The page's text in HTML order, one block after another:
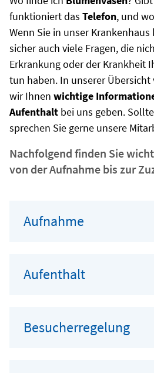
funktioniert das Telefon, und
Wenn Sie in unser
sicher auch viele Fragen, die
Erkrankung oder der Krankheit
tun haben. In unserer Übersicht
wir Ihnen wichtige
Aufenthalt bei uns geben.
sprechen Sie gerne unsere
Nachfolgend finden Sie
von der Aufnahme bis zur
Aufnahme
Aufenthalt
Besucherregelung